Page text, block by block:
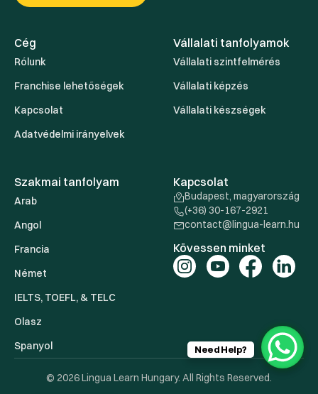
Cég
Rólunk
Franchise lehetőségek
Kapcsolat
Adatvédelmi irányelvek
Vállalati tanfolyamok
Vállalati szintfelmérés
Vállalati képzés
Vállalati készségek
Szakmai tanfolyam
Arab
Angol
Francia
Német
IELTS, TOEFL, & TELC
Olasz
Spanyol
Kapcsolat
Budapest, magyarország
(+36) 30-167-2921
contact@lingua-learn.hu
Kövessen minket
© 2026 Lingua Learn Hungary. All Rights Reserved.
Need Help?